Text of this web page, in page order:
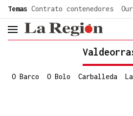
Temas Contrato contenedores
header.menu.open
O Barco O Bolo Carballeda